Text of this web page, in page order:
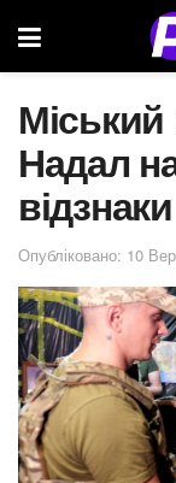
Міський
Надал
Опубліковано: 10